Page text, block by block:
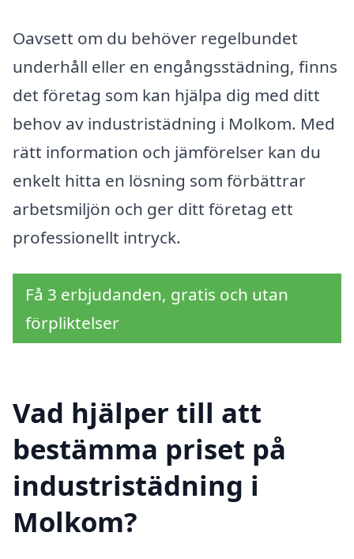
Oavsett om du behöver regelbundet
underhåll eller en engångsstädning, finns
det företag som kan hjälpa dig med ditt
behov av industristädning i Molkom. Med
rätt information och jämförelser kan du
enkelt hitta en lösning som förbättrar
arbetsmiljön och ger ditt företag ett
professionellt intryck.
Få 3 erbjudanden, gratis och utan
förpliktelser
Vad hjälper till att
bestämma priset på
industristädning i
Molkom?